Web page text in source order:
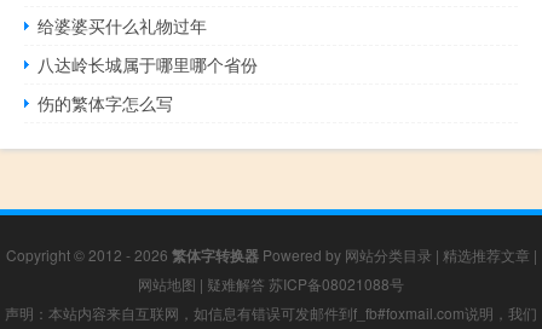
给婆婆买什么礼物过年
八达岭长城属于哪里哪个省份
伤的繁体字怎么写
Copyright © 2012 - 2026 繁体字转换器Powered by 网站分类目录 | 精选推荐文章 |
网站地图 | 疑难解答 苏ICP备08021088号
声明：本站内容来自互联网，如信息有错误可发邮件到f_fb#foxmail.com说明，我们